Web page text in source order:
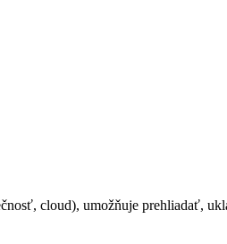
cloud), umožňuje prehliadať,